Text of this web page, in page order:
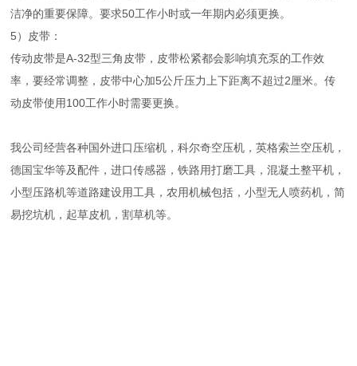
洁净的重要保障。要求50工作小时或一年期内必须更换。
5）皮带：
传动皮带是A-32型三角皮带，皮带松紧都会影响填充泵的工作效
率，要经常调整，皮带中心加5公斤压力上下距离不超过2厘米。传
动皮带使用100工作小时需要更换。
我公司经营各种国外进口压缩机，科尔奇空压机，英格索兰空压机，
德国宝华等及配件，进口传感器，铁路用打磨工具，混凝土整平机，
小型压路机等道路建设用工具，农用机械包括，小型无人喷药机，简
易挖坑机，起草皮机，割草机等。